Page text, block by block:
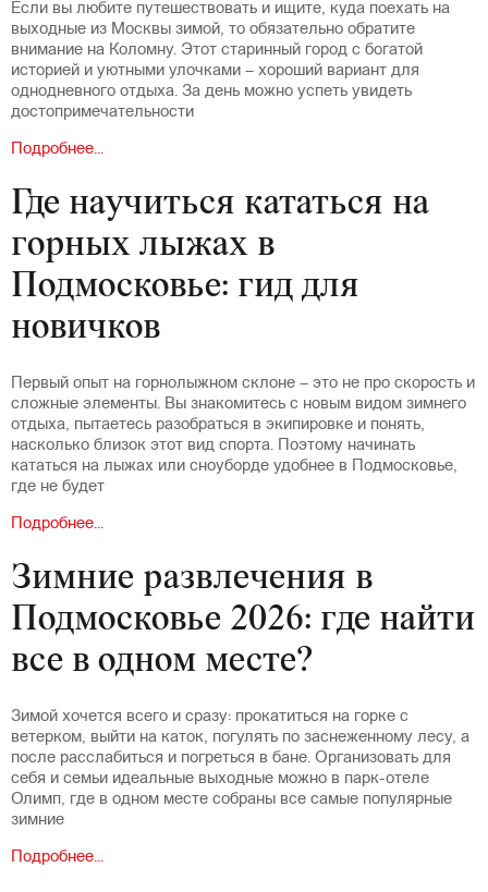
Если вы любите путешествовать и ищите, куда поехать на
выходные из Москвы зимой, то обязательно обратите
внимание на Коломну. Этот старинный город с богатой
историей и уютными улочками – хороший вариант для
однодневного отдыха. За день можно успеть увидеть
достопримечательности
Подробнее...
Где научиться кататься на
горных лыжах в
Подмосковье: гид для
новичков
Первый опыт на горнолыжном склоне – это не про скорость и
сложные элементы. Вы знакомитесь с новым видом зимнего
отдыха, пытаетесь разобраться в экипировке и понять,
насколько близок этот вид спорта. Поэтому начинать
кататься на лыжах или сноуборде удобнее в Подмосковье,
где не будет
Подробнее...
Зимние развлечения в
Подмосковье 2026: где найти
все в одном месте?
Зимой хочется всего и сразу: прокатиться на горке с
ветерком, выйти на каток, погулять по заснеженному лесу, а
после расслабиться и погреться в бане. Организовать для
себя и семьи идеальные выходные можно в парк-отеле
Олимп, где в одном месте собраны все самые популярные
зимние
Подробнее...